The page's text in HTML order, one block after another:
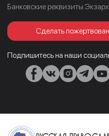
Банковские реквизиты
Сделать
Подпишитесь на наши